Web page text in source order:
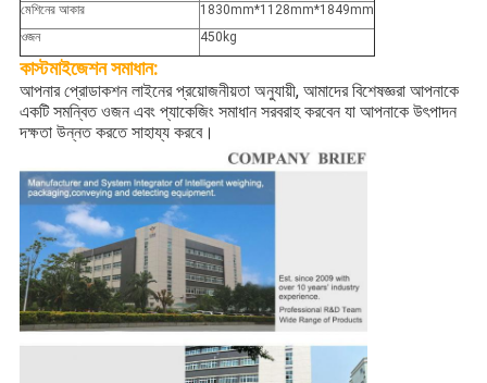
মেশিনের আকার
1830mm*1128mm*1849mm
ওজন
450kg
কাস্টমাইজেশনসমাধান:
আপনার প্রোডাকশন লাইনের প্রয়োজনীয়তা অনুযায়ী, আমাদের বিশেষজ্ঞরা আপনাকে
একটি সমন্বিত ওজন এবং প্যাকেজিং সমাধান সরবরাহ করবেন যা আপনাকে উৎপাদন
দক্ষতা উন্নত করতে সাহায্য করবে।